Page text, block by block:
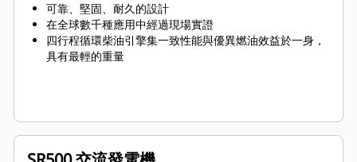
可靠、堅固、耐久的設計
在全球數千種應用中經過現場實證
四行程循環柴油引擎集一致性能與優異燃油效益於一身，
具有最輕的重量